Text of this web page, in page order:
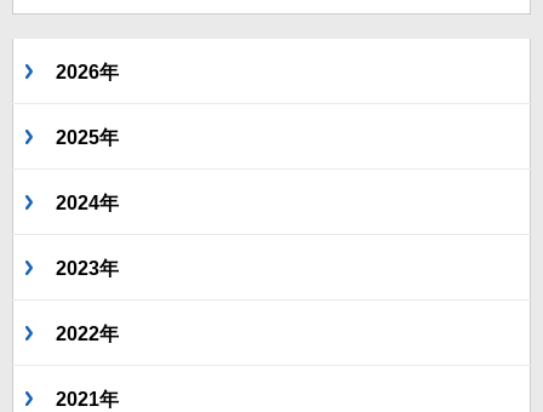
2026年
2025年
2024年
2023年
2022年
2021年